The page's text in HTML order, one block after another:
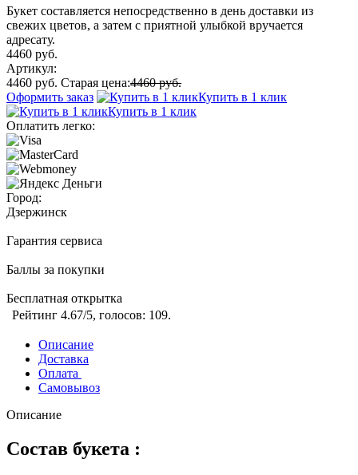
Букет составляется непосредственно в день доставки из
свежих цветов, а затем с приятной улыбкой вручается
адресату.
4460 руб.
Артикул:
4460 руб. Старая цена:4460 руб.
Оформить заказ
Купить в 1 клик
Купить в 1 клик
Оплатить легко:
Город:
Дзержинск
Гарантия сервиса
Баллы за покупки
Бесплатная открытка
Рейтинг 4.67/5, голосов: 109.
Описание
Доставка
Оплата
Самовывоз
Описание
Состав букета :